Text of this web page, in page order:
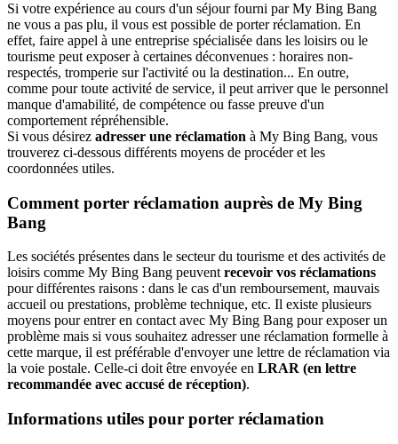
Si votre expérience au cours d'un séjour fourni par My Bing Bang
ne vous a pas plu, il vous est possible de porter réclamation. En
effet, faire appel à une entreprise spécialisée dans les loisirs ou le
tourisme peut exposer à certaines déconvenues : horaires non-
respectés, tromperie sur l'activité ou la destination... En outre,
comme pour toute activité de service, il peut arriver que le personnel
manque d'amabilité, de compétence ou fasse preuve d'un
comportement répréhensible.
Si vous désirez adresser une réclamation à My Bing Bang, vous
trouverez ci-dessous différents moyens de procéder et les
coordonnées utiles.
Comment porter réclamation auprès de My Bing
Bang
Les sociétés présentes dans le secteur du tourisme et des activités de
loisirs comme My Bing Bang peuventrecevoir vos réclamations
pour différentes raisons : dans le cas d'un remboursement, mauvais
accueil ou prestations, problème technique, etc. Il existe plusieurs
moyens pour entrer en contact avec My Bing Bang pour exposer un
problème mais si vous souhaitez adresser une réclamation formelle à
cette marque, il est préférable d'envoyer une lettre de réclamation via
la voie postale. Celle-ci doit être envoyée en LRAR (en lettre
recommandée avec accusé de réception).
Informations utiles pour porter réclamation